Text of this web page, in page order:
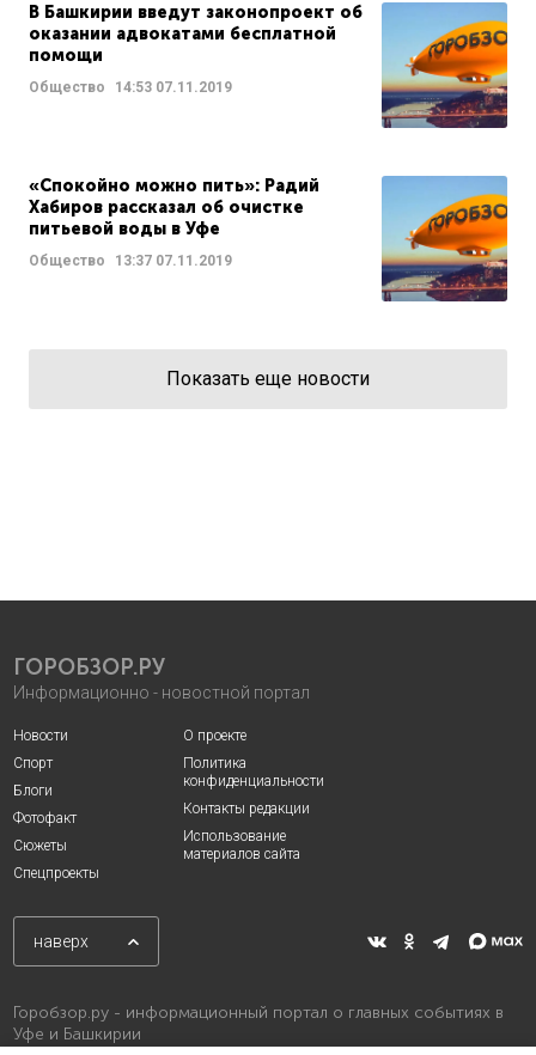
В Башкирии введут законопроект об
оказании адвокатами бесплатной
помощи
Общество 14:53 07.11.2019
«Спокойно можно пить»: Радий
Хабиров рассказал об очистке
питьевой воды в Уфе
Общество 13:37 07.11.2019
Показать еще новости
ГОРОБЗОР.РУ
Информационно - новостной портал
Новости
Спорт
Блоги
Фотофакт
Сюжеты
Спецпроекты
О проекте
Политика
конфиденциальности
Контакты редакции
Использование
материалов сайта
наверх
Горобзор.ру - информационный портал о главных событиях в
Уфе и Башкирии